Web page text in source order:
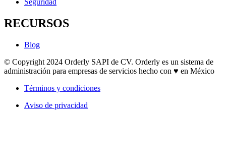
RECURSOS
Blog
© Copyright 2024 Orderly SAPI de CV. Orderly es un sistema de
administración para empresas de servicios hecho con ♥ en México
Términos y condiciones
Aviso de privacidad